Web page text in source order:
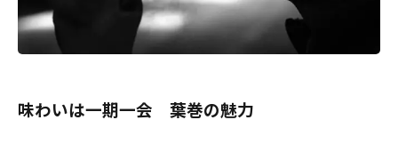
け
る
葉
巻
味わいは一期一会 葉巻の魅力